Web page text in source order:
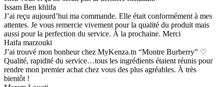
Issam Ben khlifa
J’ai reçu aujourd’hui ma commande. Elle était conformément à mes
attentes. Je vous remercie vivement pour la qualité du produit mais
aussi pour la perfection du service. À la prochaine. Merci
Haifa marzouki
J’ai trouvé mon bonheur chez MyKenza.tn “Montre Burberry” ♡
Qualité, rapidité du service…tous les ingrédients étaient réunis pour
rendre mon premier achat chez vous des plus agréables. À très
bientôt !